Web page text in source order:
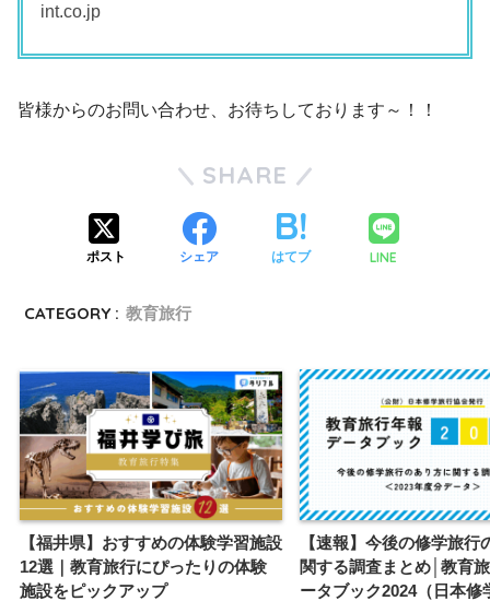
int.co.jp
皆様からのお問い合わせ、お待ちしております～！！
SHARE
ポスト シェア はてブ LINE
CATEGORY : 教育旅行
【福井県】おすすめの体験学習施設
12選｜教育旅行にぴったりの体験
施設をピックアップ
【速報】今後の修学旅行
関する調査まとめ│教育
ータブック2024（日本修